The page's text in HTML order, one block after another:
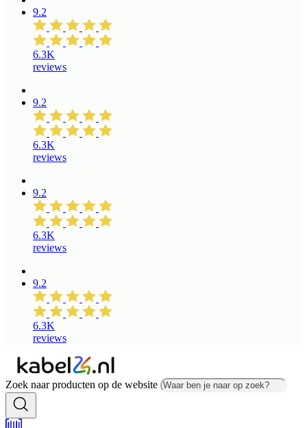
9.2
6.3K
reviews
9.2
6.3K
reviews
9.2
6.3K
reviews
9.2
6.3K
reviews
Zoek naar producten op de website